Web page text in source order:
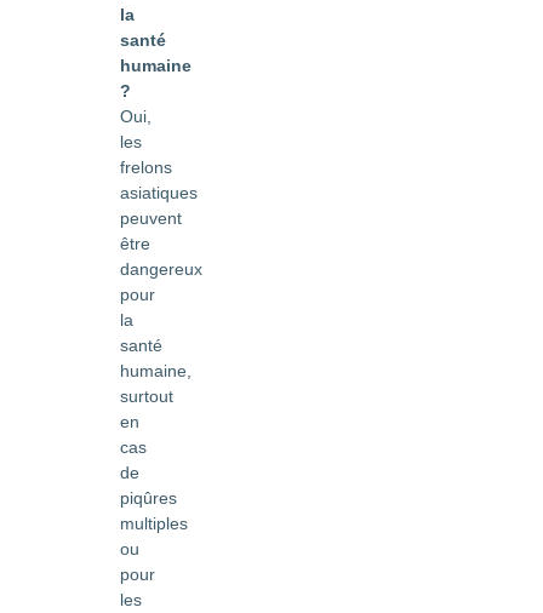
la
santé
humaine
?
Oui,
les
frelons
asiatiques
peuvent
être
dangereux
pour
la
santé
humaine,
surtout
en
cas
de
piqûres
multiples
ou
pour
les